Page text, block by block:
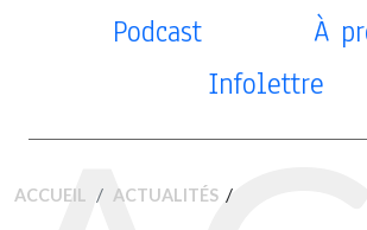
Podcast
À
Infolettre
ACCUEIL ACTUALITÉS /